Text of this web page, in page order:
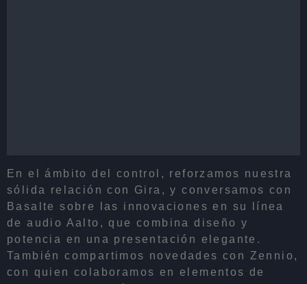
En el ámbito del control, reforzamos nuestra
sólida relación con Gira, y conversamos con
Basalte sobre las innovaciones en su línea
de audio Aalto, que combina diseño y
potencia en una presentación elegante.
También compartimos novedades con Zennio,
con quien colaboramos en elementos de